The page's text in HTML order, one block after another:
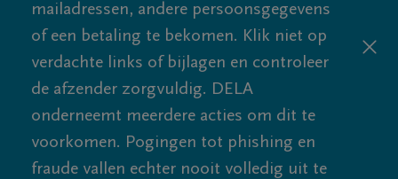
mailadressen, andere persoonsgegevens
of een betaling te bekomen. Klik niet op
verdachte links of bijlagen en controleer
de afzender zorgvuldig. DELA
onderneemt meerdere acties om dit te
voorkomen. Pogingen tot phishing en
fraude vallen echter nooit volledig uit te